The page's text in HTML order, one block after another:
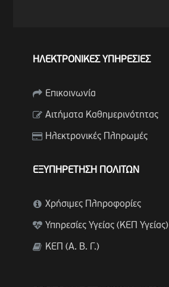
ΗΛΕΚΤΡΟΝΙΚΕΣ ΥΠΗΡΕΣΙΕΣ
Επικοινωνία
Αιτήματα Καθημερινότητας
Ηλεκτρονικές Πληρωμές
ΕΞΥΠΗΡΕΤΗΣΗ ΠΟΛΙΤΩΝ
Χρήσιμες Πληροφορίες
Υπηρεσίες Υγείας (ΚΕΠ Υγείας)
ΚΕΠ (Α. Β. Γ.)